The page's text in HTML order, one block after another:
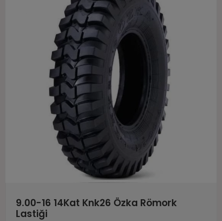
9.00-16 14Kat Knk26 Özka Römork
Lastiği